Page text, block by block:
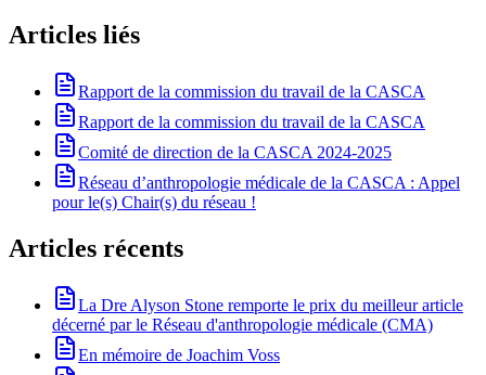
Articles liés
Rapport de la commission du travail de la CASCA
Rapport de la commission du travail de la CASCA
Comité de direction de la CASCA 2024-2025
Réseau d’anthropologie médicale de la CASCA : Appel
pour le(s) Chair(s) du réseau !
Articles récents
La Dre Alyson Stone remporte le prix du meilleur article
décerné par le Réseau d'anthropologie médicale (CMA)
En mémoire de Joachim Voss